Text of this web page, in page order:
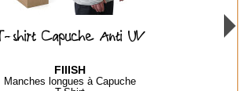
Lunettes polarisées LARGO
SUNSET
Flottantes